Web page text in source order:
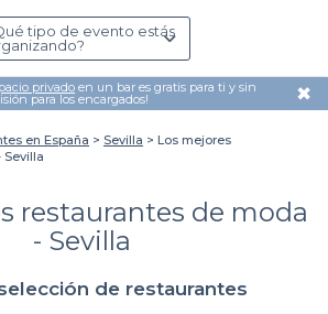
tipo de evento estás
privado en un bar es gratis para ti y sin
para los encargados! ✖
en España Sevilla
Los mejores
restaurantes de moda
- Sevilla
de restaurantes